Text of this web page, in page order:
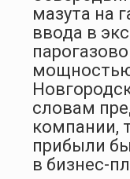
мазута на
ввода в
словам
компании,
прибыли
в бизнес-